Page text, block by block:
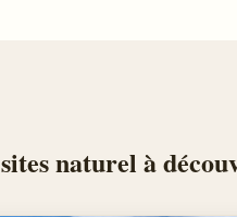
sites naturel à